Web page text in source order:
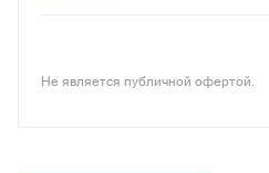
Не является публичной офертой.